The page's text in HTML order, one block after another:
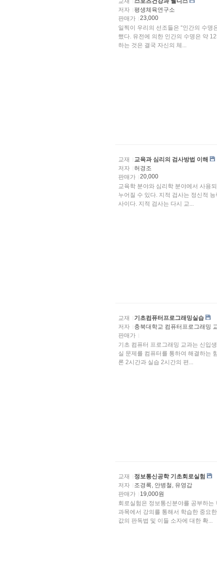
저자
평생체육연구소
판매가
23,000
일찍이 우리의 선조들은 “인간의 수명
했다. 유전에 의한 인간의 수명은 약
하는 것은 결국 자신의 체...
교재
교육과 심리의 검사방법 이해
저자
허경조
판매가
20,000
교육학 분야와 심리학 분야에서 사용
누어질 수 있다. 지적 검사는 정신적
사이다. 지적 검사는 다시 교...
교재
기초컴퓨터프로그래밍실습
저자
충북대학교 컴퓨터프로그래밍
판매가
기초 컴퓨터 프로그래밍 교과는 신입
실 문제를 컴퓨터를 통하여 해결하는
론 2시간과 실습 2시간의 편...
교재
정보통신공학 기초회로실험
저자
조경록, 안병철, 유영갑
판매가
19,000원
회로실험은 정보통신분야를 공부하는 학생들이 최초로 수행하는 전공실험으로 목적은 회로이론
과목에서 강의를 통해서 학습한 중요한 정리와 결
값의 판독법 및 이들 소자에 대한 확...